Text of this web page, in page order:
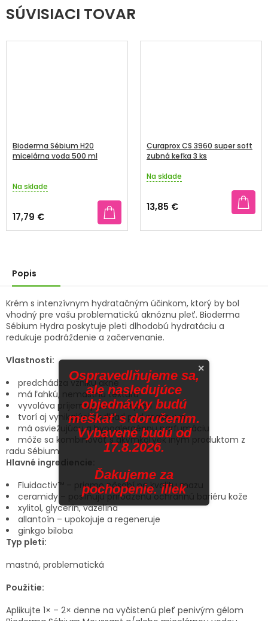
SÚVISIACI TOVAR
Bioderma Sébium H20
micelárna voda 500 ml
Na sklade
17,79 €
Curaprox CS 3960 super soft
zubná kefka 3 ks
Priemerné
produktu
je
z
Na sklade
13,85 €
Popis
Krém s intenzívnym hydratačným účinkom, ktorý by bol
vhodný pre vašu problematickú aknóznu pleť. Bioderma
Sébium Hydra poskytuje pleti dlhodobú hydratáciu a
redukuje podráždenie a začervenanie.
Vlastnosti:
predchádza vzniku akné
má ľahkú, nemastnú textúru
vyvoláva príjemný pocit na pleti
tvorí aj vynikajúci podklad pod make-up
má osviežujúcu a hypoalergénnu parfumáciu
môže sa kombinovať s akýmkoľvek iným produktom z
radu Sébium
Hlavné ingrediencie:
Fluidactiv™ – priamo pôsobí na kvalitu mazu
ceramidy – posilňujú prirodzenú ochrannú bariéru kože
xylitol, glycerín, vazelína
allantoín – upokojuje a regeneruje
ginkgo biloba
Typ pleti:
mastná, problematická
Použitie:
Aplikujte 1× – 2× denne na vyčistenú pleť penivým gélom
×
Ospravedlňujeme sa,
ale nasledujúce
objednávky budú
meškať s doručením.
Vybavené budú od
17.8.2026.
Ďakujeme za
pochopenie. iliek